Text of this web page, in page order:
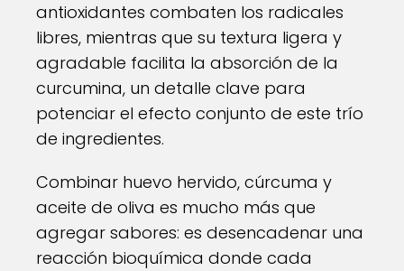
antioxidantes combaten los radicales
libres, mientras que su textura ligera y
agradable facilita la absorción de la
curcumina, un detalle clave para
potenciar el efecto conjunto de este trío
de ingredientes.
Combinar huevo hervido, cúrcuma y
aceite de oliva es mucho más que
agregar sabores: es desencadenar una
reacción bioquímica donde cada